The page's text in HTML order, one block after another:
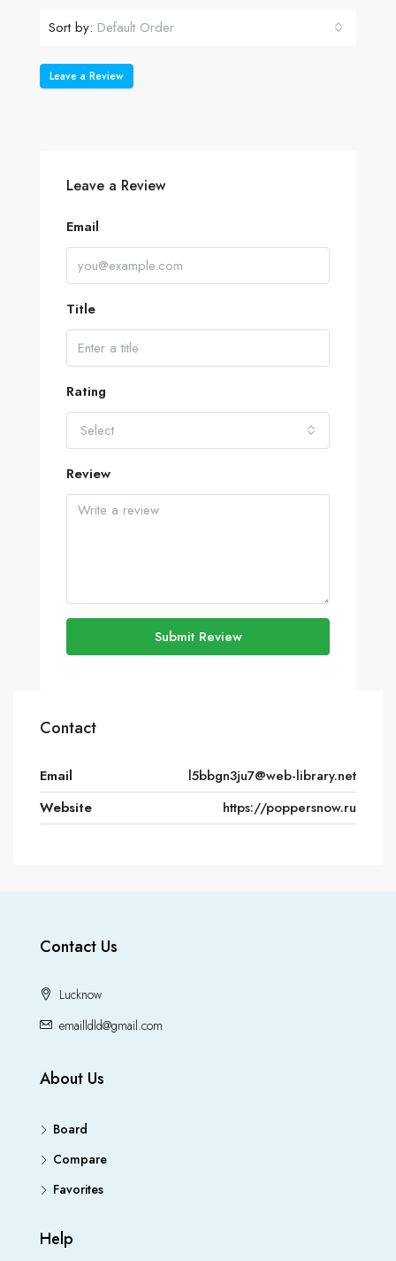
Sort by: Default Order
Leave a Review
Leave a Review
Email
Title
Rating
Select
Review
Submit Review
Contact
Email
l5bbgn3ju7@web-library.net
Website
https://poppersnow.ru
Contact Us
Lucknow
emailldld@gmail.com
About Us
Board
Compare
Favorites
Help